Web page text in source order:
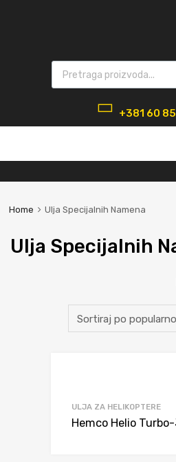
Products search
+381 60
Home Ulja Specijalnih Namena
Ulja Specijalnih
ULJA ZA HELIKOPTERE
Hemco Helio